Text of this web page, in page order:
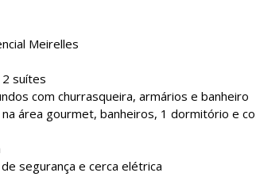
Meirelles
suítes
com churrasqueira, armários e banheiro
área gourmet, banheiros, 1 dormitório e
segurança e cerca elétrica